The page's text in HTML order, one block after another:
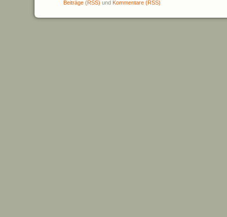
Beiträge (RSS) und Kommentare (RSS)